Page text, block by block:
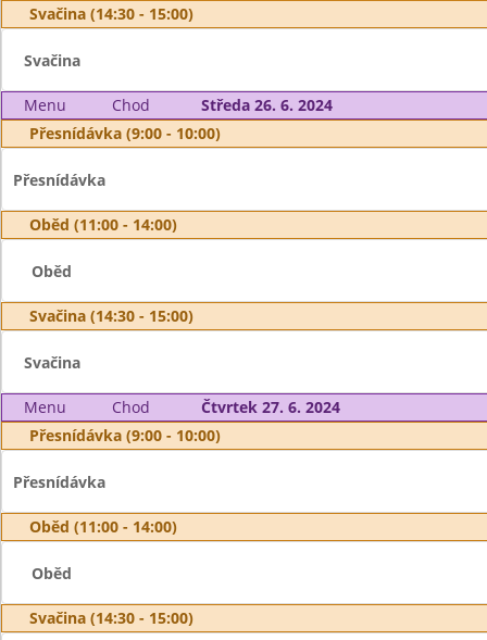
Svačina (14:30 - 15:00)
Svačina
Menu Chod
Středa 26. 6. 2024
Přesnídávka (9:00 - 10:00)
Přesnídávka
Oběd (11:00 - 14:00)
Oběd
Svačina (14:30 - 15:00)
Svačina
Menu Chod
Čtvrtek 27. 6. 2024
Přesnídávka (9:00 - 10:00)
Přesnídávka
Oběd (11:00 - 14:00)
Oběd
Svačina (14:30 - 15:00)